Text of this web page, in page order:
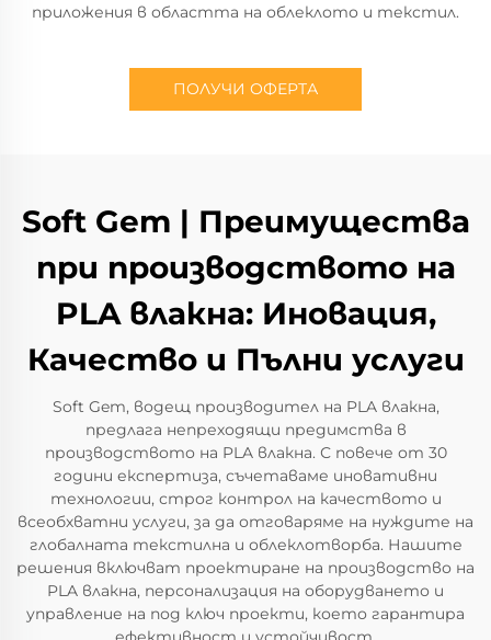
приложения в областта на облеклото и текстил.
ПОЛУЧИ ОФЕРТА
Soft Gem | Преимущества
при производството на
PLA влакна: Иновация,
Качество и Пълни услуги
Soft Gem, водещ производител на PLA влакна,
предлага непреходящи предимства в
производството на PLA влакна. С повече от 30
години експертиза, съчетаваме иновативни
технологии, строг контрол на качеството и
всеобхватни услуги, за да отговаряме на нуждите на
глобалната текстилна и облеклотворба. Нашите
решения включват проектиране на производство на
PLA влакна, персонализация на оборудването и
управление на под ключ проекти, което гарантира